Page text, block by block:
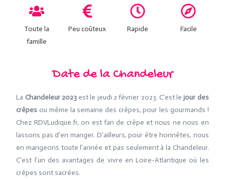
Toute la
famille
Peu coûteux Rapide Facile
Date de la Chandeleur
La Chandeleur 2023est le jeudi 2 février 2023. C’est lejour des
crêpes ou même la semaine des crêpes, pour les gourmands !
Chez RDVLudique.fr, on est fan de crêpe et nous ne nous en
lassons pas d’en manger. D’ailleurs, pour être honnêtes, nous
en mangeons toute l’année et pas seulement à la Chandeleur.
C’est l’un des avantages de vivre en Loire-Atlantique où les
crêpes sont sacrées.